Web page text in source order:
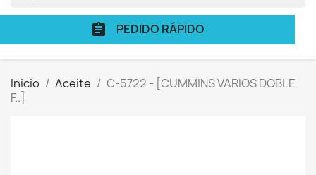
assignment PEDIDO RÁPIDO
Inicio Aceite
C-5722 - [CUMMINS VARIOS DOBLE
F..]